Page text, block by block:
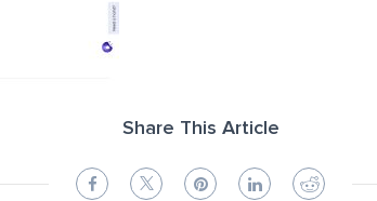
Share This Article